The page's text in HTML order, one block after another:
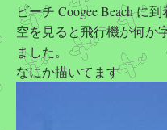
ビーチ Coogee Beach に到
空を見ると飛行機が何か
ました。
なにか描いてます